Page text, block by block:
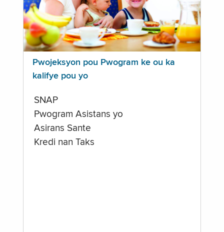
Pwojeksyon pou Pwogram ke ou ka
kalifye pou yo
SNAP
Pwogram Asistans yo
Asirans Sante
Kredi nan Taks